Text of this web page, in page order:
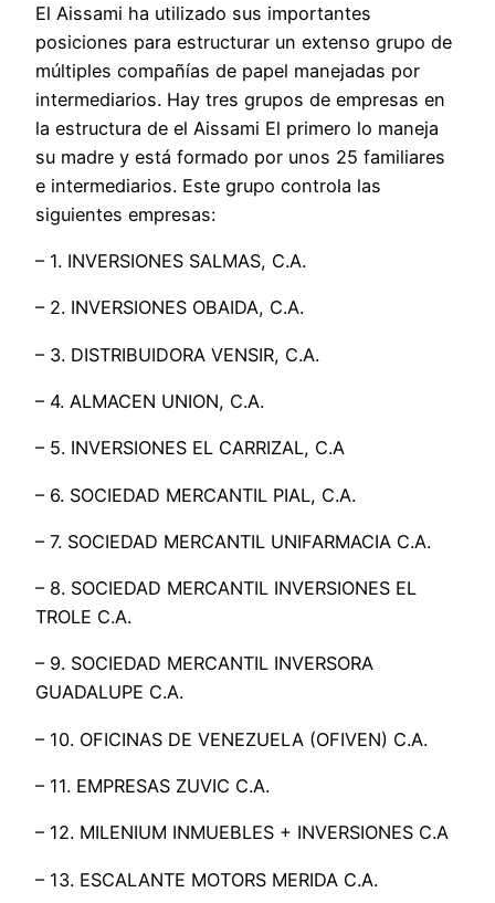
El Aissami ha utilizado sus importantes
posiciones para estructurar un extenso grupo de
múltiples compañías de papel manejadas por
intermediarios. Hay tres grupos de empresas en
la estructura de el Aissami El primero lo maneja
su madre y está formado por unos 25 familiares
e intermediarios. Este grupo controla las
siguientes empresas:
– 1. INVERSIONES SALMAS, C.A.
– 2. INVERSIONES OBAIDA, C.A.
– 3. DISTRIBUIDORA VENSIR, C.A.
– 4. ALMACEN UNION, C.A.
– 5. INVERSIONES EL CARRIZAL, C.A
– 6. SOCIEDAD MERCANTIL PIAL, C.A.
– 7. SOCIEDAD MERCANTIL UNIFARMACIA C.A.
– 8. SOCIEDAD MERCANTIL INVERSIONES EL
TROLE C.A.
– 9. SOCIEDAD MERCANTIL INVERSORA
GUADALUPE C.A.
– 10. OFICINAS DE VENEZUELA (OFIVEN) C.A.
– 11. EMPRESAS ZUVIC C.A.
– 12. MILENIUM INMUEBLES + INVERSIONES C.A
– 13. ESCALANTE MOTORS MERIDA C.A.